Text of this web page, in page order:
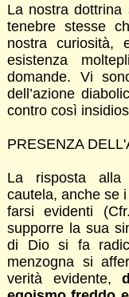
La nostra dottrina
tenebre stesse
nostra curiosità,
esistenza
domande. Vi
dell’azione
contro così
PRESENZA
La risposta alla
cautela, anche se
farsi evidenti
supporre la sua
di Dio si fa
menzogna si
verità evidente,